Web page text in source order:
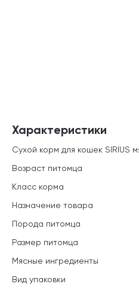
Характеристики
Сухой корм для кошек SIRIUS
Возраст питомца
Класс корма
Назначение товара
Порода питомца
Размер питомца
Мясные ингредиенты
Вид упаковки